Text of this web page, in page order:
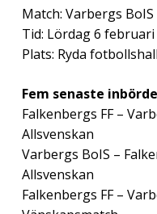
Match: Varbergs
Tid: Lördag 6 februari
Plats: Ryda fotbollshall
Fem senaste
Falkenbergs FF –
Allsvenskan
Varbergs BoIS –
Allsvenskan
Falkenbergs FF –